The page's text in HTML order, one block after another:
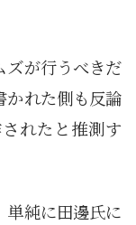
ズが行うべきだ
かれた側も反論
れたと推測す
単純に田邊氏に